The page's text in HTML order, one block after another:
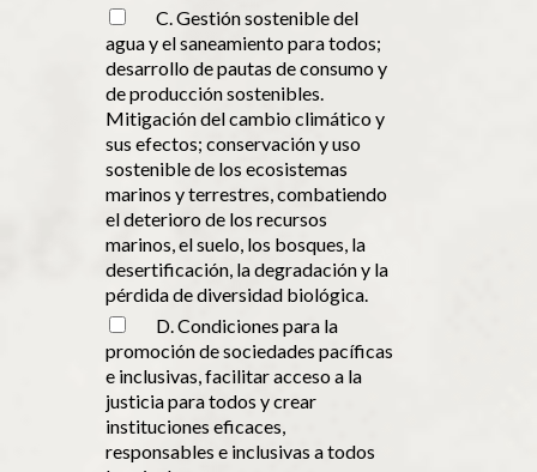
C. Gestión sostenible del
agua y el saneamiento para todos;
desarrollo de pautas de consumo y
de producción sostenibles.
Mitigación del cambio climático y
sus efectos; conservación y uso
sostenible de los ecosistemas
marinos y terrestres, combatiendo
el deterioro de los recursos
marinos, el suelo, los bosques, la
desertificación, la degradación y la
pérdida de diversidad biológica.
D. Condiciones para la
promoción de sociedades pacíficas
e inclusivas, facilitar acceso a la
justicia para todos y crear
instituciones eficaces,
responsables e inclusivas a todos